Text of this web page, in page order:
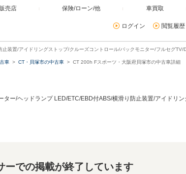
売店 保険/ローン/他 車買取
ログイン 閲覧履歴
装置/アイドリングストップ/クルーズコントロール/バックモニター/フルセグTV/
車 CT・貝塚市の中古車 CT 200h Fスポーツ・大阪府貝塚市の中古車詳細
ー/ヘッドランプ LED/ETC/EBD付ABS/横滑り防止装置/アイドリン
ーでの掲載が終了しています